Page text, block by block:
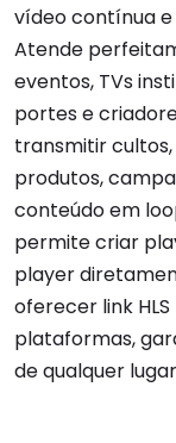
vídeo contínua e
Atende
eventos, TVs
portes e
transmitir
produtos,
conteúdo em
permite criar
player
oferecer link
plataformas,
de qualquer